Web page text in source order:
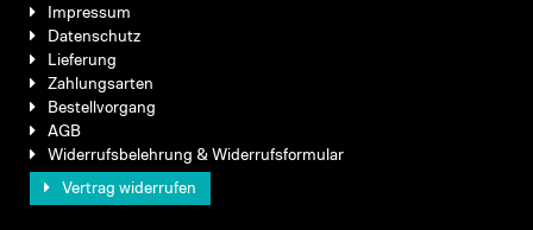
Impressum
Datenschutz
Lieferung
Zahlungsarten
Bestellvorgang
AGB
Widerrufsbelehrung & Widerrufsformular
Vertrag widerrufen